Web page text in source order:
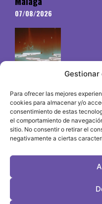
Para ofrecer las mejores
cookies para almacenar y/o
consentimiento de estas
el comportamiento de
sitio. No consentir o retirar el
negativamente a ciertas
07/08/2026
El underground en
06/08/2026
Desarrollo web por